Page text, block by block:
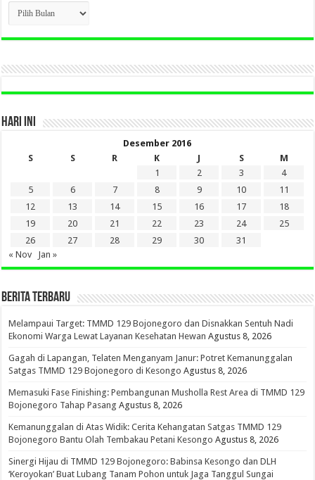
CLICK
BERITA
LAMA
DI
HARI INI
Desember 2016
S
S R K J S
M
1
2 3
4
5
6 7 8 9 10
11
12
13 14 15 16 17
18
19
20 21 22 23 24
25
26
27 28 29 30
31
« Nov
Jan »
BERITA TERBARU
Melampaui Target: TMMD 129 Bojonegoro dan Disnakkan Sentuh Nadi
Ekonomi Warga Lewat Layanan Kesehatan Hewan Agustus 8, 2026
Gagah di Lapangan, Telaten Menganyam Janur: Potret Kemanunggalan
Satgas TMMD 129 Bojonegoro di Kesongo Agustus 8, 2026
Memasuki Fase Finishing: Pembangunan Musholla Rest Area di TMMD 129
Bojonegoro Tahap Pasang Agustus 8, 2026
Kemanunggalan di Atas Widik: Cerita Kehangatan Satgas TMMD 129
Bojonegoro Bantu Olah Tembakau Petani Kesongo Agustus 8, 2026
Sinergi Hijau di TMMD 129 Bojonegoro: Babinsa Kesongo dan DLH
‘Keroyokan’ Buat Lubang Tanam Pohon untuk Jaga Tanggul Sungai